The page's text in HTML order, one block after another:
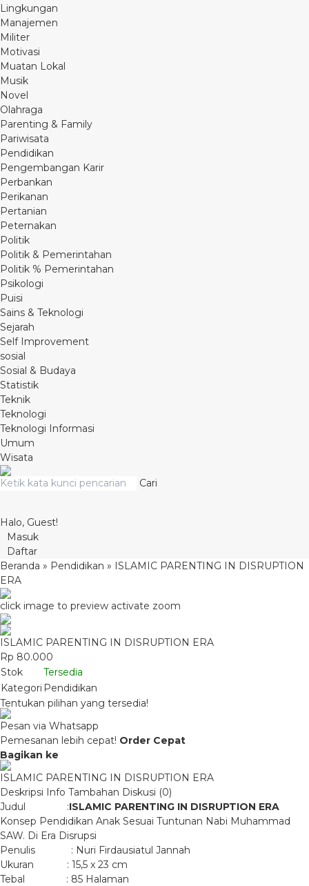
Lingkungan
Manajemen
Militer
Motivasi
Muatan Lokal
Musik
Novel
Olahraga
Parenting & Family
Pariwisata
Pendidikan
Pengembangan Karir
Perbankan
Perikanan
Pertanian
Peternakan
Politik
Politik & Pemerintahan
Politik % Pemerintahan
Psikologi
Puisi
Sains & Teknologi
Sejarah
Self Improvement
sosial
Sosial & Budaya
Statistik
Teknik
Teknologi
Teknologi Informasi
Umum
Wisata
Cari
Halo, Guest!
Masuk
Daftar
Beranda » Pendidikan » ISLAMIC PARENTING IN DISRUPTION
ERA
click image to preview activate zoom
ISLAMIC PARENTING IN DISRUPTION ERA
Rp 80.000
Stok
Tersedia
Kategori Pendidikan
Tentukan pilihan yang tersedia!
Pesan via Whatsapp
Pemesanan lebih cepat! Order Cepat
Bagikan ke
ISLAMIC PARENTING IN DISRUPTION ERA
Deskripsi Info Tambahan Diskusi (0)
Judul :ISLAMIC PARENTING IN DISRUPTION ERA
Konsep Pendidikan Anak Sesuai Tuntunan Nabi Muhammad
SAW. Di Era Disrupsi
Penulis : Nuri Firdausiatul Jannah
Ukuran : 15,5 x 23 cm
Tebal : 85 Halaman